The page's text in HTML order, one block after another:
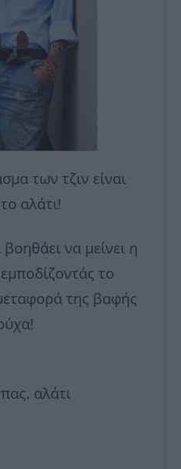
των τζιν είναι
αλάτι!
να μείνει η
το
της βαφής
αλάτι